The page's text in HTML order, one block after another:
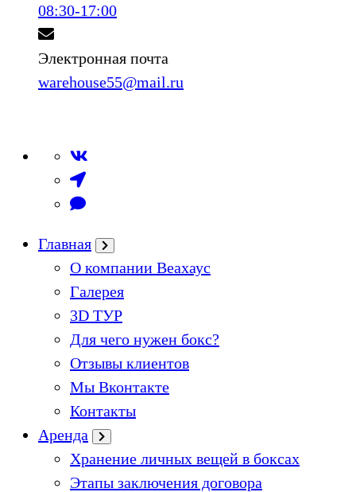
08:30-17:00
Электронная почта
warehouse55@mail.ru
Главная
О компании Веахаус
Галерея
3D ТУР
Для чего нужен бокс?
Отзывы клиентов
Мы Вконтакте
Контакты
Аренда
Хранение личных вещей в боксах
Этапы заключения договора